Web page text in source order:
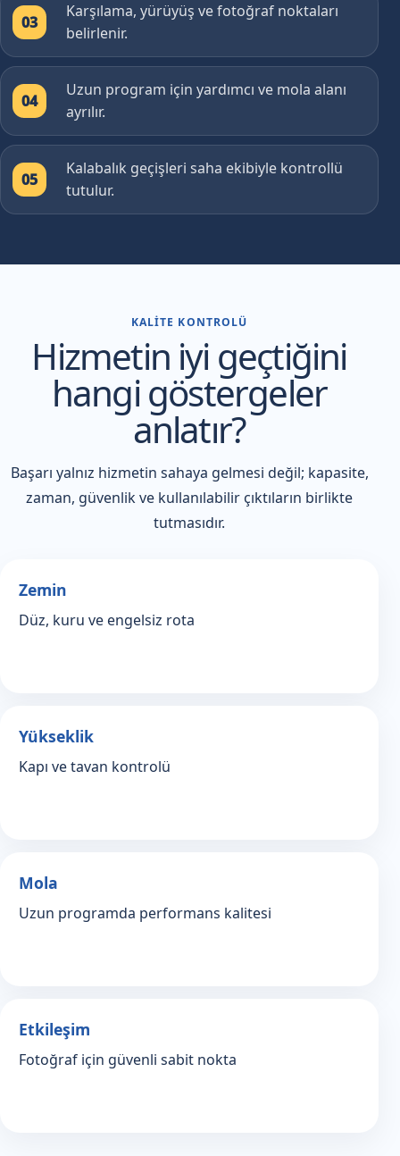
03
Karşılama, yürüyüş ve fotoğraf noktaları
belirlenir.
04
Uzun program için yardımcı ve mola alanı
ayrılır.
05
Kalabalık geçişleri saha ekibiyle kontrollü
tutulur.
KALITE KONTROLÜ
Hizmetin iyi geçtiğini
hangi göstergeler
anlatır?
Başarı yalnız hizmetin sahaya gelmesi değil; kapasite,
zaman, güvenlik ve kullanılabilir çıktıların birlikte
tutmasıdır.
Zemin
Düz, kuru ve engelsiz rota
Yükseklik
Kapı ve tavan kontrolü
Mola
Uzun programda performans kalitesi
Etkileşim
Fotoğraf için güvenli sabit nokta